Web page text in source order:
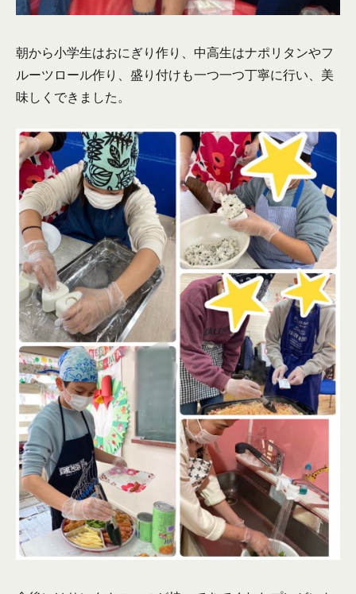
朝から小学生はおにぎり作り、中高生はナポリタンやフ
ルーツロール作り、盛り付けも一つ一つ丁寧に行い、美
味しくできました。